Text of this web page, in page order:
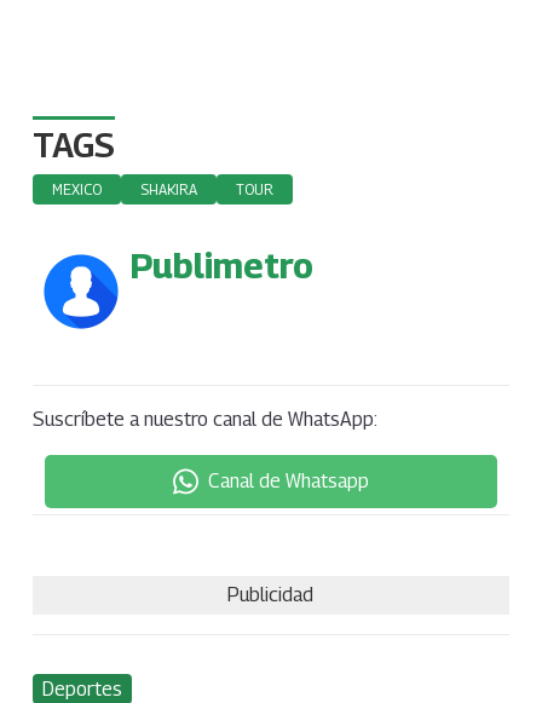
TAGS
MEXICO SHAKIRA TOUR
Publimetro
Suscríbete a nuestro canal de WhatsApp:
Canal de Whatsapp
Publicidad
Deportes